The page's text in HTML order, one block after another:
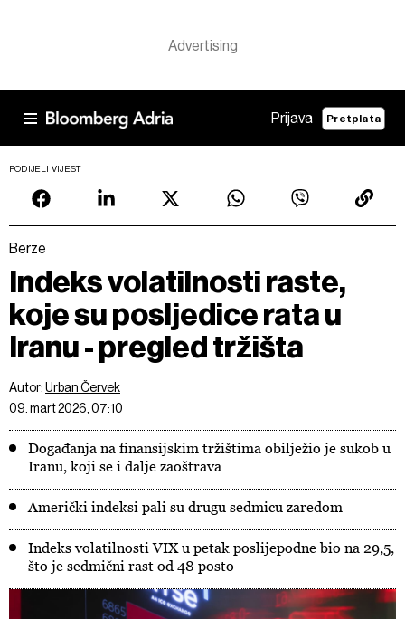
Prijava Pretplata
PODIJELI VIJEST
Berze
Indeks volatilnosti raste,
koje su posljedice rata u
Iranu - pregled tržišta
Autor:Urban Červek
09. mart 2026, 07:10
Događanja na finansijskim tržištima obilježio je sukob u
Iranu, koji se i dalje zaoštrava
Američki indeksi pali su drugu sedmicu zaredom
Indeks volatilnosti VIX u petak poslijepodne bio na 29,5,
što je sedmični rast od 48 posto